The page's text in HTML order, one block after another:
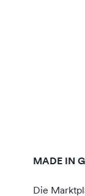
MADE IN
Die